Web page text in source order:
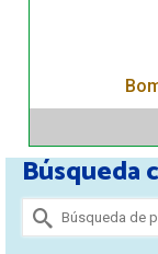
Búsqueda
Buscar
por: